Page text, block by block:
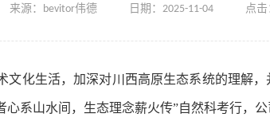
来源：bevitor伟德 日期：2025-11-04 点击
文化生活，加深对川西高原生态系统的理解
心系山水间，生态理念薪火传”自然科考行，